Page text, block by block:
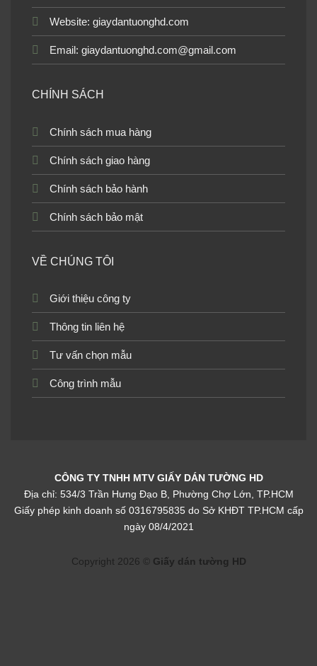
Website: giaydantuonghd.com
Email: giaydantuonghd.com@gmail.com
CHÍNH SÁCH
Chính sách mua hàng
Chính sách giao hàng
Chính sách bảo hành
Chính sách bảo mật
VỀ CHÚNG TÔI
Giới thiệu công ty
Thông tin liên hệ
Tư vấn chọn mẫu
Công trình mẫu
CÔNG TY TNHH MTV GIẤY DÁN TƯỜNG HD
Địa chỉ: 534/3 Trần Hưng Đạo B, Phường Chợ Lớn, TP.HCM
Giấy phép kinh doanh số 0316795835 do Sở KHĐT TP.HCM cấp
ngày 08/4/2021
Copyright 2026 © Giấy dán tường HD